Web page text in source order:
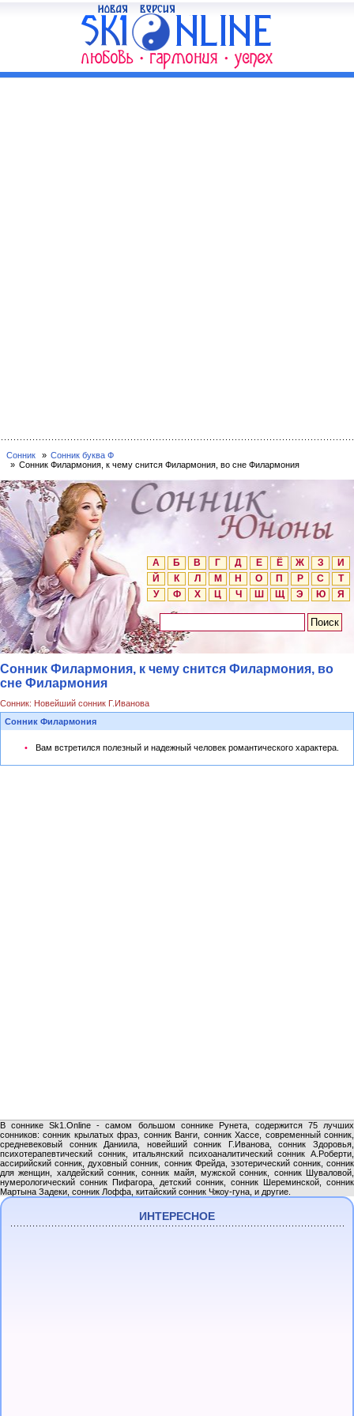
Сонник
Сонник буква Ф
Сонник Филармония, к чему снится Филармония, во сне Филармония
А Б В Г Д Е Ё Ж З
И
Й
К Л М Н О П Р С
Т
У
Ф Х Ц Ч Ш Щ Э Ю Я
Сонник Филармония, к чему снится Филармония, во
сне Филармония
Сонник: Новейший сонник Г.Иванова
Сонник Филармония
Вам встретился полезный и надежный человек романтического характера.
В соннике Sk1.Online - самом большом соннике Рунета, содержится 75 лучших
сонников: сонник крылатых фраз, сонник Ванги, сонник Хассе, современный сонник,
средневековый сонник Даниила, новейший сонник Г.Иванова, сонник Здоровья,
психотерапевтический сонник, итальянский психоаналитический сонник А.Роберти,
ассирийский сонник, духовный сонник, сонник Фрейда, эзотерический сонник, сонник
для женщин, халдейский сонник, сонник майя, мужской сонник, сонник Шуваловой,
нумерологический сонник Пифагора, детский сонник, сонник Шереминской, сонник
Мартына Задеки, сонник Лоффа, китайский сонник Чжоу-гуна, и другие.
ИНТЕРЕСНОЕ